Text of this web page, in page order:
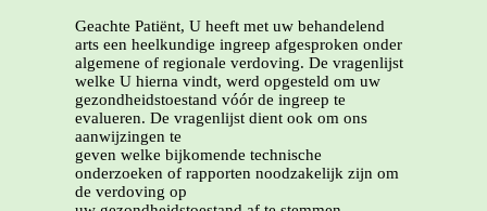
Geachte Patiënt, U heeft met uw behandelend
arts een heelkundige ingreep afgesproken onder
algemene of regionale verdoving. De vragenlijst
welke U hierna vindt, werd opgesteld om uw
gezondheidstoestand vóór de ingreep te
evalueren. De vragenlijst dient ook om ons
aanwijzingen te
geven welke bijkomende technische
onderzoeken of rapporten noodzakelijk zijn om
de verdoving op